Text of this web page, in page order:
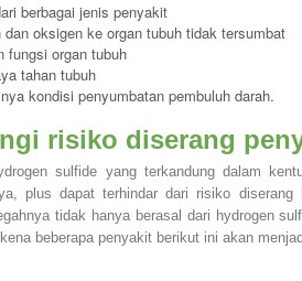
berbagai jenis penyakit
dan oksigen ke organ tubuh tidak tersumbat
fungsi organ tubuh
tahan tubuh
kondisi penyumbatan pembuluh darah.
risiko diserang
sulfide yang terkandung dalam
plus dapat terhindar dari risiko
tidak hanya berasal dari hydrogen
beberapa penyakit berikut ini akan